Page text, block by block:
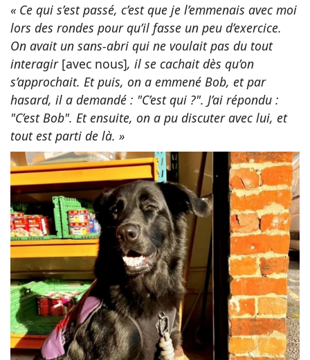
« Ce qui s’est passé, c’est que je l’emmenais avec moi
lors des rondes pour qu’il fasse un peu d’exercice.
On avait un sans-abri qui ne voulait pas du tout
interagir[avec nous], il se cachait dès qu’on
s’approchait. Et puis, on a emmené Bob, et par
hasard, il a demandé : "C’est qui ?". J’ai répondu :
"C’est Bob". Et ensuite, on a pu discuter avec lui, et
tout est parti de là. »